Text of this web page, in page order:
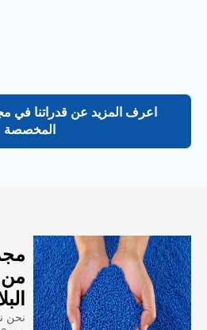
اعرف المزيد عن قدراتنا في
المخصصة
من
نحن